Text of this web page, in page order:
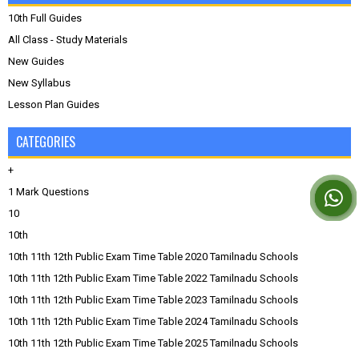
10th Full Guides
All Class - Study Materials
New Guides
New Syllabus
Lesson Plan Guides
CATEGORIES
+
1 Mark Questions
10
10th
10th 11th 12th Public Exam Time Table 2020 Tamilnadu Schools
10th 11th 12th Public Exam Time Table 2022 Tamilnadu Schools
10th 11th 12th Public Exam Time Table 2023 Tamilnadu Schools
10th 11th 12th Public Exam Time Table 2024 Tamilnadu Schools
10th 11th 12th Public Exam Time Table 2025 Tamilnadu Schools